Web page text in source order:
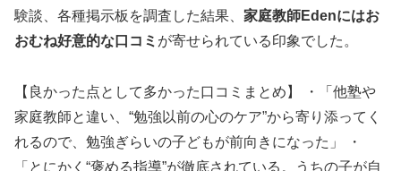
験談、各種掲示板を調査した結果、 家庭教師Edenにはお
おむね好意的な口コミ が寄せられている印象でした。
【良かった点として多かった口コミまとめ】 ・「他塾や
家庭教師と違い、“勉強以前の心のケア”から寄り添ってく
れるので、勉強ぎらいの子どもが前向きになった」 ・
「とにかく“褒める指導”が徹底されている。うちの子が自